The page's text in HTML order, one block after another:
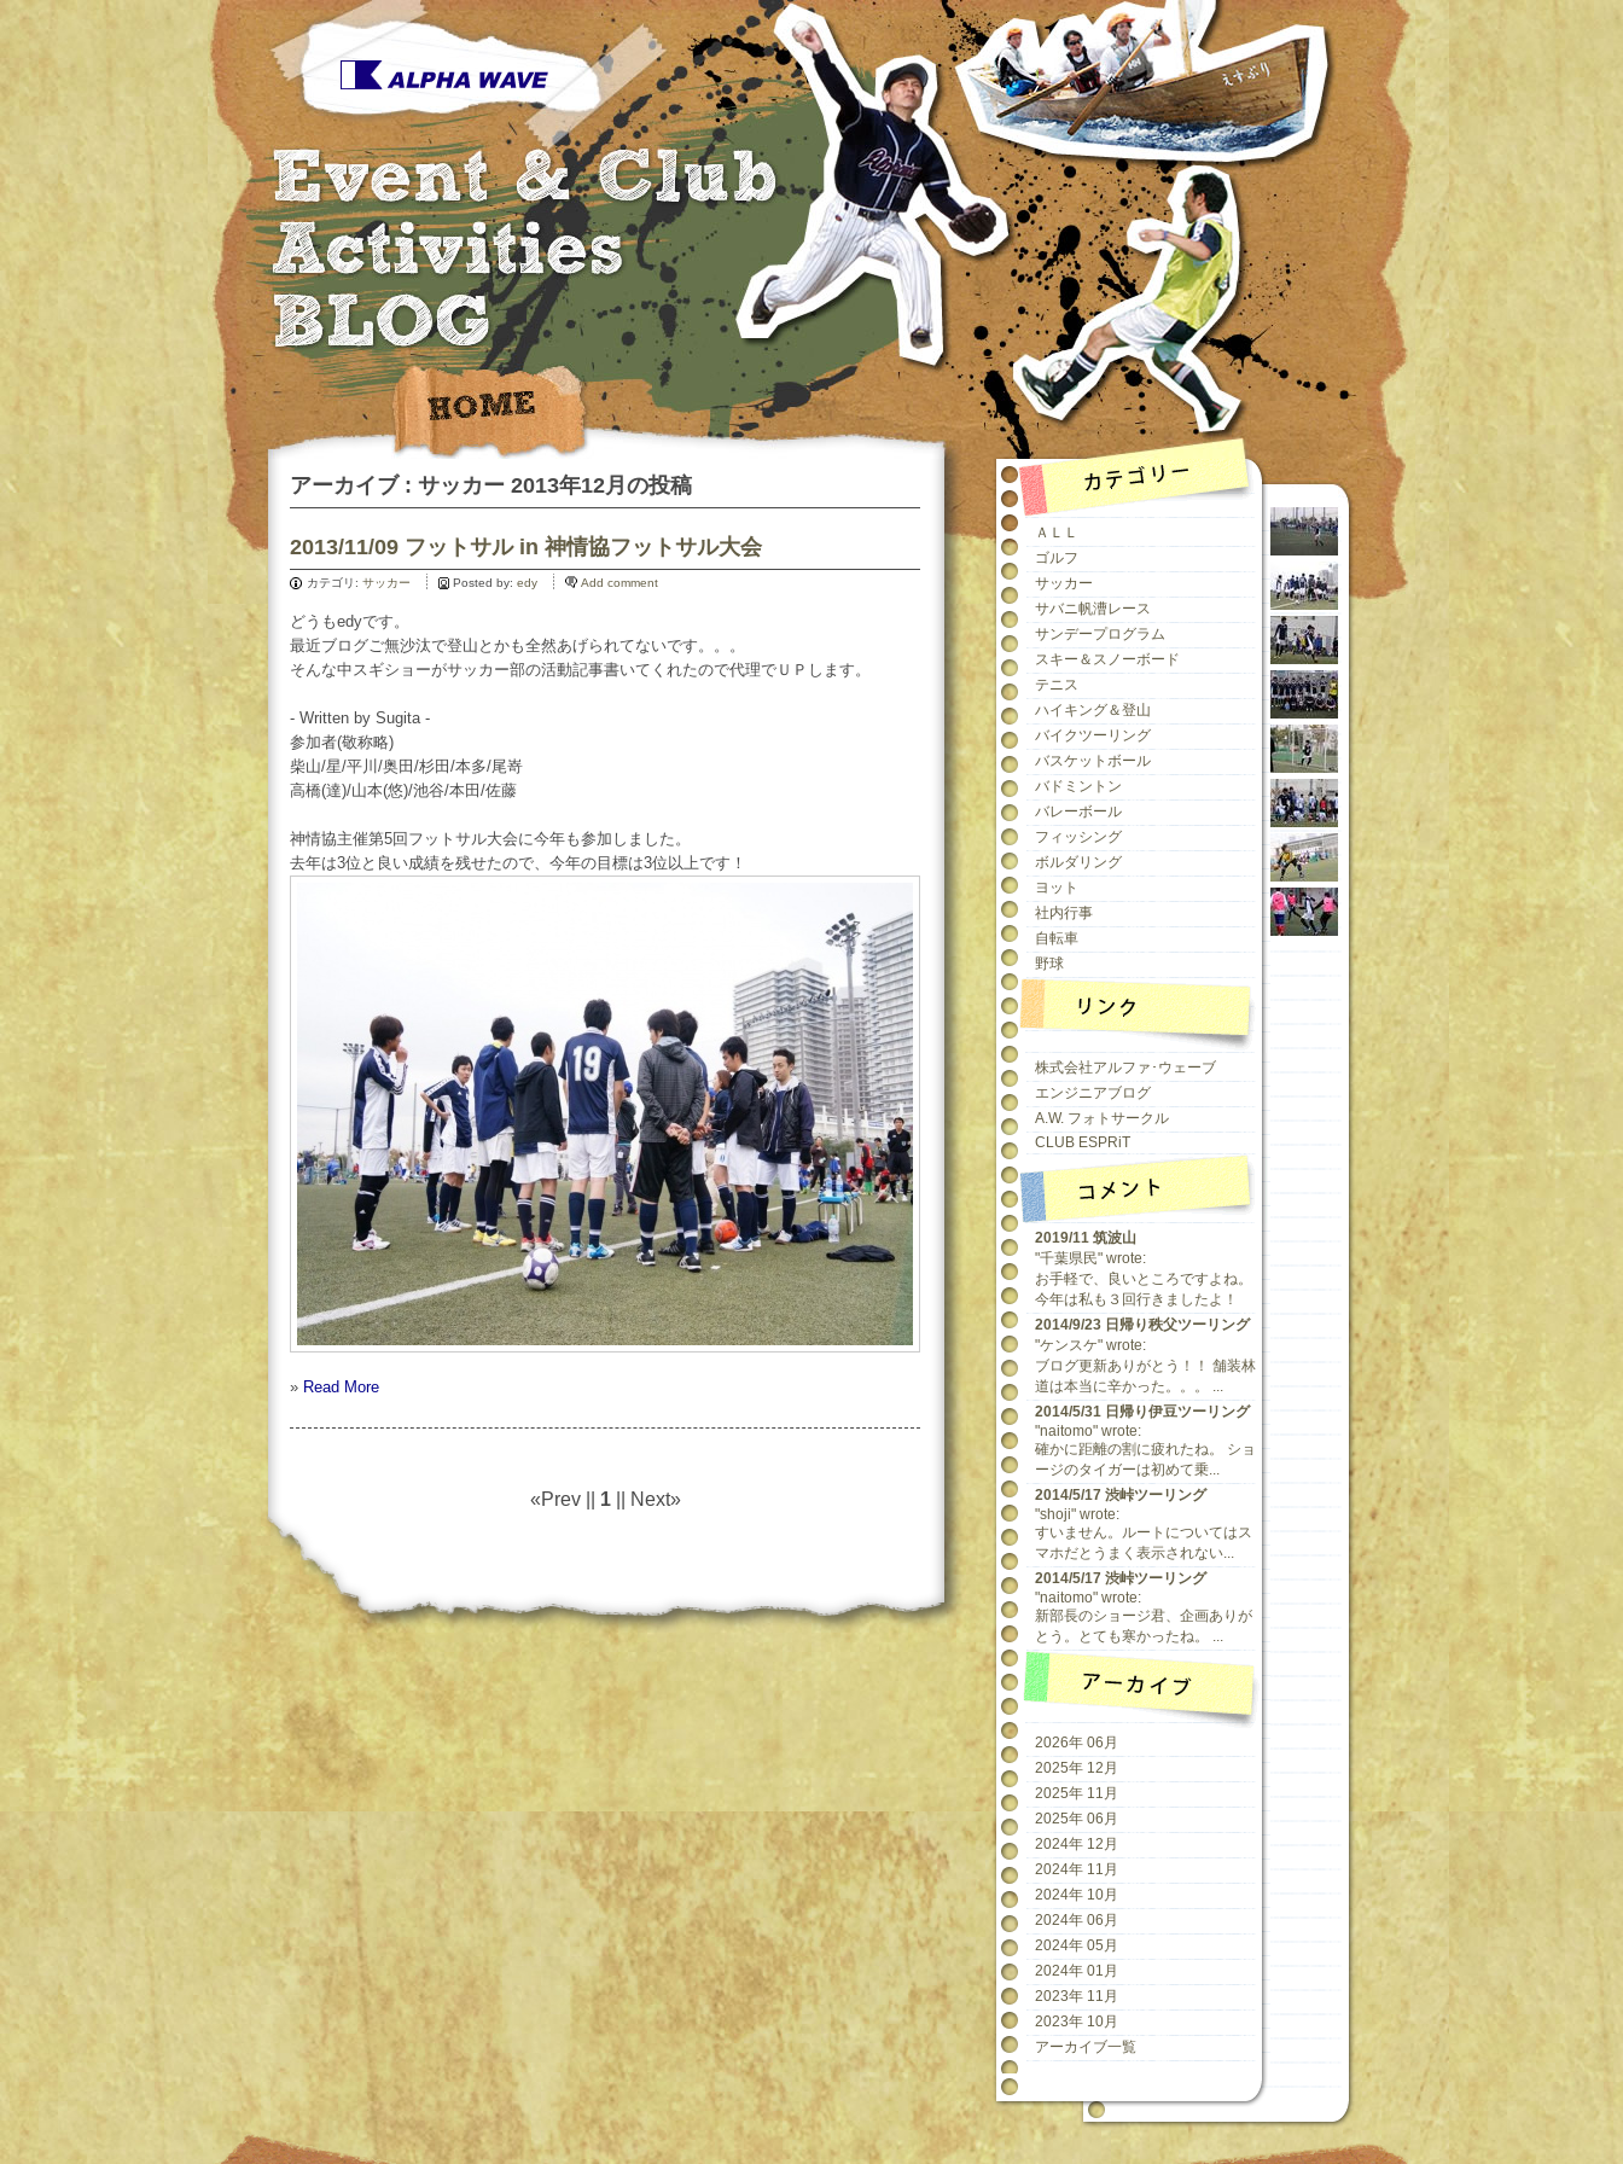
アーカイブ : サッカー 2013年12月の投稿
2013/11/09 フットサル in 神情協フットサル大会
カテゴリ: サッカー Posted by: edy Add comment
どうもedyです。
最近ブログご無沙汰で登山とかも全然あげられてないです。。。
そんな中スギショーがサッカー部の活動記事書いてくれたので代理でＵＰします。
- Written by Sugita -
参加者(敬称略)
柴山/星/平川/奥田/杉田/本多/尾嵜
高橋(達)/山本(悠)/池谷/本田/佐藤
神情協主催第5回フットサル大会に今年も参加しました。
去年は3位と良い成績を残せたので、今年の目標は3位以上です！
» Read More
«Prev || 1|| Next»
ＡＬＬ
ゴルフ
サッカー
サバニ帆漕レース
サンデープログラム
スキー＆スノーボード
テニス
ハイキング＆登山
バイクツーリング
バスケットボール
バドミントン
バレーボール
フィッシング
ボルダリング
ヨット
社内行事
自転車
野球
株式会社アルファ･ウェーブ
エンジニアブログ
A.W. フォトサークル
CLUB ESPRiT
2019/11 筑波山
"千葉県民" wrote:
お手軽で、良いところですよね。
今年は私も３回行きましたよ！
2014/9/23 日帰り秩父ツーリング
"ケンスケ" wrote:
ブログ更新ありがとう！！ 舗装林
道は本当に辛かった。。。 ...
2014/5/31 日帰り伊豆ツーリング
"naitomo" wrote:
確かに距離の割に疲れたね。 ショ
ージのタイガーは初めて乗...
2014/5/17 渋峠ツーリング
"shoji" wrote:
すいません。ルートについてはス
マホだとうまく表示されない...
2014/5/17 渋峠ツーリング
"naitomo" wrote:
新部長のショージ君、企画ありが
とう。とても寒かったね。 ...
2026年 06月
2025年 12月
2025年 11月
2025年 06月
2024年 12月
2024年 11月
2024年 10月
2024年 06月
2024年 05月
2024年 01月
2023年 11月
2023年 10月
アーカイブ一覧